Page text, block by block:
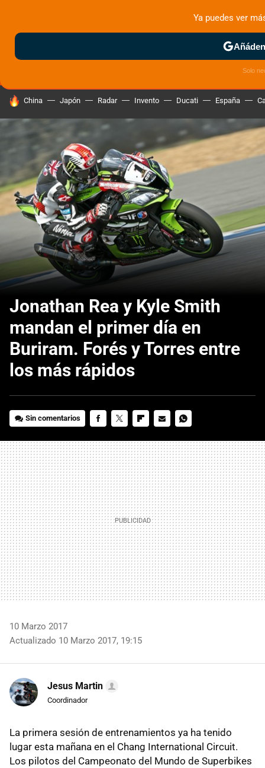
MENÚ NUEVO
MOTOS ELÉCTRICAS
HOY SE HABLA DE
China Japón Radar Invento Ducati España
Jonathan Rea y Kyle Smith
mandan el primer día en
Buriram. Forés y Torres entre
los más rápidos
Sin comentarios
MAIL
10 Marzo 2017
Actualizado 10 Marzo 2017, 19:15
Jesus Martin
Coordinador
La primera sesión de entrenamientos ya ha tenido
lugar esta mañana en el Chang International Circuit.
Los pilotos del Campeonato del Mundo de Superbikes
Ya puedes ver
Solo